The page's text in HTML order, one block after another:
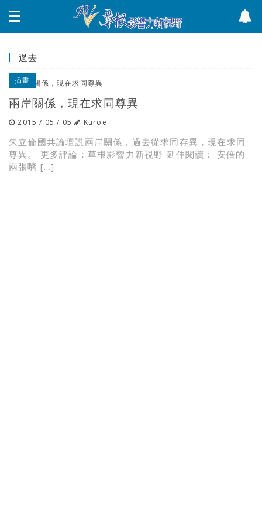
過去
插畫
兩岸關係，現在求同尊異
2015 / 05 / 05 Kuroe
朱立倫國共論壇説兩岸關係，過去從求同存異，現在求同
尊異。 更多評論：草根影響力新視野 延伸閱讀： 安倍的
兩張嘴 […]